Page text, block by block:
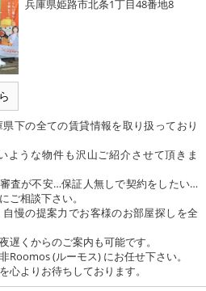
兵庫県姫路市北条1丁目48番地8
下の全ての賃貸情報を取り扱っており
ような物件も沢山ご紹介させて頂きま
査が不安…保証人無しで契約をしたい…
ご相談下さい。
慢の提案力でお客様のお部屋探しを全
遅くからのご案内も可能です。
Roomos (ルーモス) にお任せ下さい。
心よりお待ちしております。